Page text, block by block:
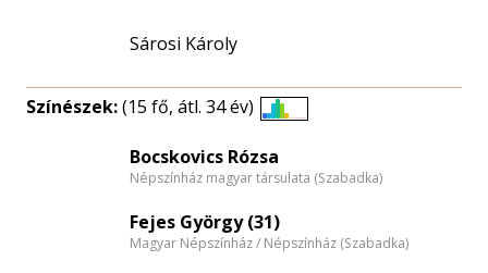
Sárosi Károly
Színészek:(15 fő, átl. 34 év)
nagyítása
Bocskovics Rózsa
Népszínház magyar társulata (Szabadka)
Fejes György (31)
Magyar Népszínház / Népszínház (Szabadka)